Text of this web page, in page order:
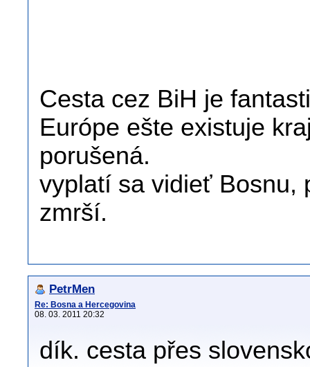
Cesta cez BiH je
Európe ešte existuje
porušená.
vyplatí sa vidieť Bosnu,
zmrší.
PetrMen
Re: Bosna a Hercegovina
08. 03. 2011 20:32
dík. cesta přes